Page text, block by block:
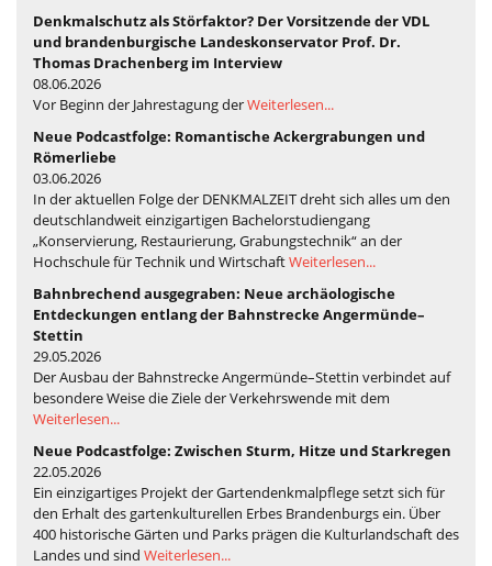
Denkmalschutz als Störfaktor? Der Vorsitzende der VDL
und brandenburgische Landeskonservator Prof. Dr.
Thomas Drachenberg im Interview
08.06.2026
Vor Beginn der Jahrestagung derWeiterlesen...
Neue Podcastfolge: Romantische Ackergrabungen und
Römerliebe
03.06.2026
In der aktuellen Folge der DENKMALZEIT dreht sich alles um den
deutschlandweit einzigartigen Bachelorstudiengang
„Konservierung, Restaurierung, Grabungstechnik“ an der
Hochschule für Technik und WirtschaftWeiterlesen...
Bahnbrechend ausgegraben: Neue archäologische
Entdeckungen entlang der Bahnstrecke Angermünde–
Stettin
29.05.2026
Der Ausbau der Bahnstrecke Angermünde–Stettin verbindet auf
besondere Weise die Ziele der Verkehrswende mit dem
Weiterlesen...
Neue Podcastfolge: Zwischen Sturm, Hitze und Starkregen
22.05.2026
Ein einzigartiges Projekt der Gartendenkmalpflege setzt sich für
den Erhalt des gartenkulturellen Erbes Brandenburgs ein. Über
400 historische Gärten und Parks prägen die Kulturlandschaft des
Landes und sind Weiterlesen...